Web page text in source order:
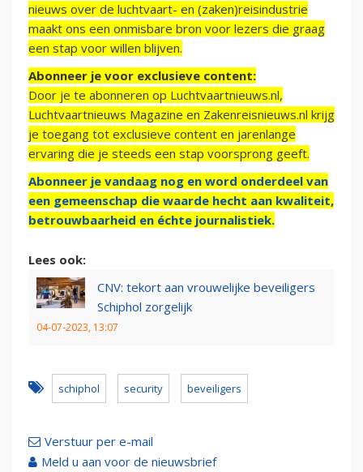
nieuws over de luchtvaart- en (zaken)reisindustrie
maakt ons een onmisbare bron voor lezers die graag
een stap voor willen blijven.
Abonneer je voor exclusieve content:
Door je te abonneren op Luchtvaartnieuws.nl,
Luchtvaartnieuws Magazine en Zakenreisnieuws.nl krijg
je toegang tot exclusieve content en jarenlange
ervaring die je steeds een stap voorsprong geeft.
Abonneer je vandaag nog en word onderdeel van
een gemeenschap die waarde hecht aan kwaliteit,
betrouwbaarheid en échte journalistiek.
Lees ook:
CNV: tekort aan vrouwelijke beveiligers
Schiphol zorgelijk
04-07-2023, 13:07
schiphol security beveiligers
Verstuur per e-mail
Meld u aan voor de nieuwsbrief